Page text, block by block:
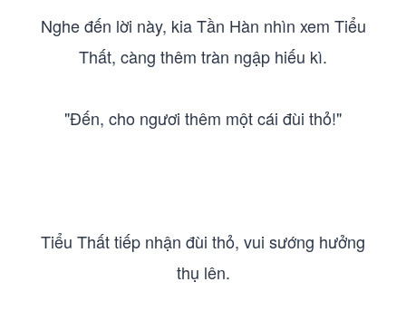
Nghe đến lời này, kia Tần Hàn nhìn xem Tiểu
Thất, càng thêm tràn ngập hiếu kì.
"Đến, cho ngươi thêm một cái đùi thỏ!"
Tiểu Thất tiếp nhận đùi thỏ, vui sướng hưởng
thụ lên.